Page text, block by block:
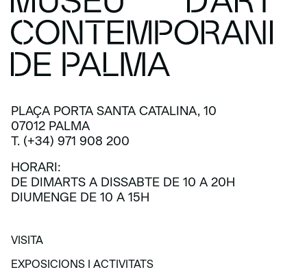
PLAÇA PORTA SANTA CATALINA, 10
07012 PALMA
T. (+34) 971 908 200
HORARI:
DE DIMARTS A DISSABTE DE 10 A 20H
DIUMENGE DE 10 A 15H
VISITA
VISITA
EXPOSICIONS I ACTIVITATS